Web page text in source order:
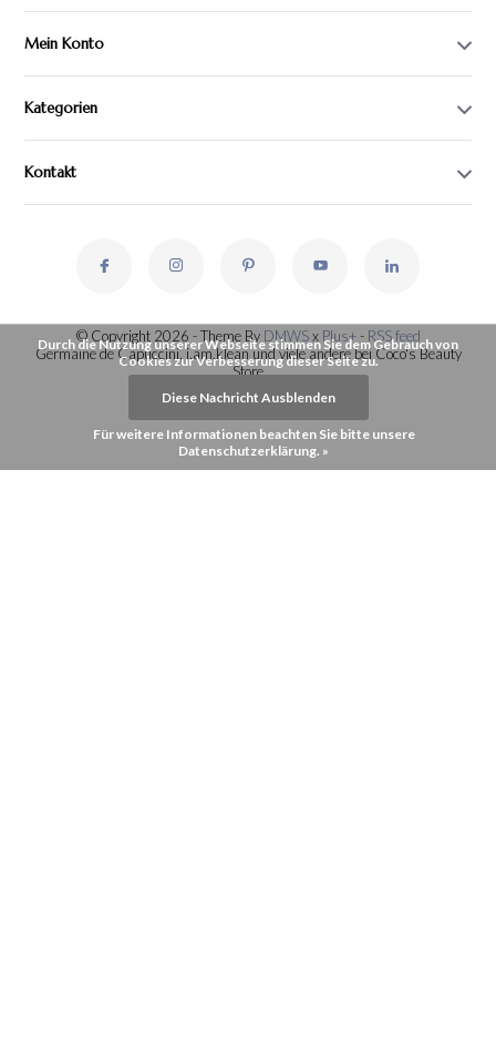
Mein Konto
Kategorien
Kontakt
© Copyright 2026 - Theme By DMWSx Plus+- RSS feed
Germaine de Capuccini, i.am.klean und viele andere bei Coco's Beauty
Store
Durch die Nutzung unserer Webseite stimmen Sie dem Gebrauch von
Cookies zur Verbesserung dieser Seite zu.
Diese Nachricht Ausblenden
Für weitere Informationen beachten Sie bitte unsere
Datenschutzerklärung. »